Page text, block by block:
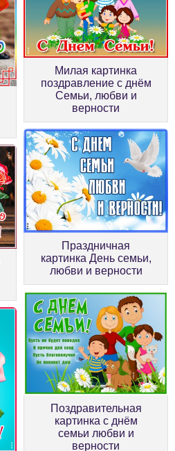
Милая картинка
поздравление с днём
Семьи, любви и
верности
Праздничная
картинка День семьи,
любви и верности
Поздравительная
картинка с днём
семьи любви и
верности